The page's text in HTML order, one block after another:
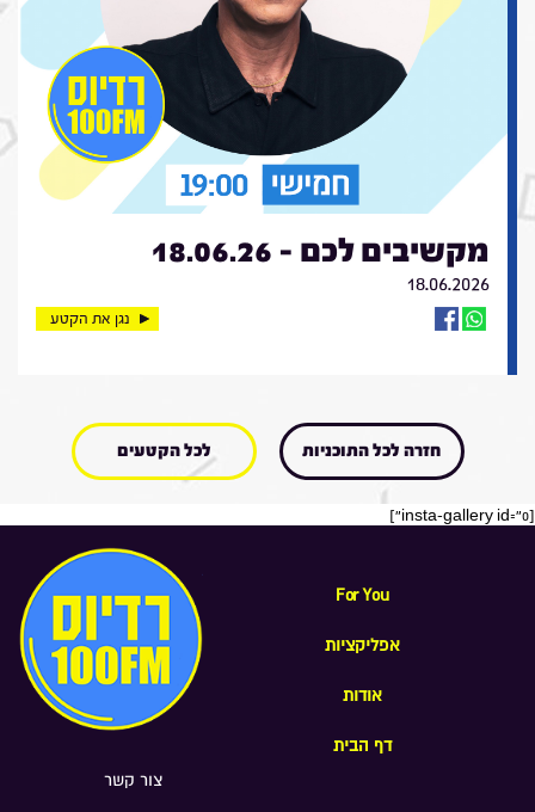
מקשיבים לכם - 18.06.26
18.06.2026
נגן את הקטע
חזרה לכל התוכניות לכל הקטעים
[insta-gallery id="0"]
For You
אפליקציות
אודות
דף הבית
צור קשר